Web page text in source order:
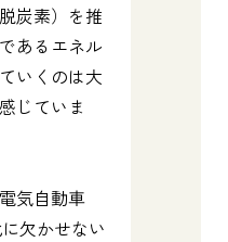
炭素）を推
あるエネル
いくのは大
じていま
気自動車
欠かせない